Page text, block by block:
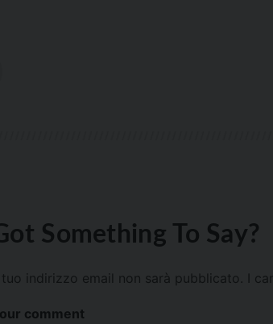
Something To Say?
Il tuo indirizzo email non sarà pubblicato. I
comment